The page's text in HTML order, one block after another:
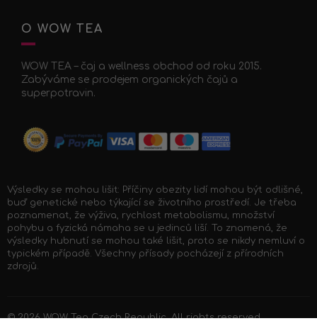
O WOW TEA
WOW TEA – čaj a wellness obchod od roku 2015.
Zabýváme se prodejem organických čajů a
superpotravin.
Výsledky se mohou lišit: Příčiny obezity lidí mohou být odlišné,
buď genetické nebo týkající se životního prostředí. Je třeba
poznamenat, že výživa, rychlost metabolismu, množství
pohybu a fyzická námaha se u jedinců liší. To znamená, že
výsledky hubnutí se mohou také lišit, proto se nikdy nemluví o
typickém případě. Všechny přísady pocházejí z přírodních
zdrojů.
© 2026WOW Tea Czech Republic. All rights reserved